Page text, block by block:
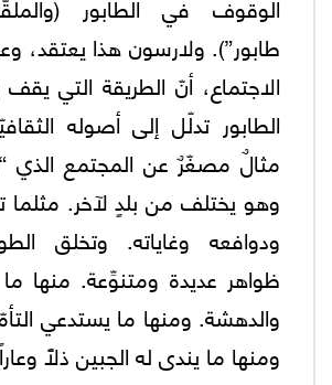
طابور”). ولارسون هذا يعتقد،
الاجتماع، أنّ الطريقة التي
الطابور تدلّل إلى أصوله
مثالٌ مصغّرٌ عن المجتمع الذي
وهو يختلف من بلدٍ لآخر. مثلما
ودوافعه وغاياته. وتخلق
ظواهر عديدة ومتنوِّعة. منها ما
والدهشة. ومنها ما يستدعي
ومنها ما يندى له الجبين ذلّاً